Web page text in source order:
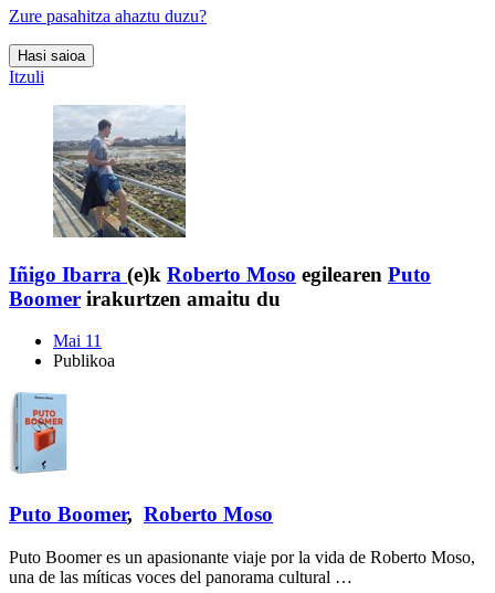
Zure pasahitza ahaztu duzu?
Hasi saioa
Itzuli
Iñigo Ibarra (e)k Roberto Moso egilearen Puto
Boomer irakurtzen amaitu du
Mai 11
Publikoa
Puto Boomer, Roberto Moso
Puto Boomer es un apasionante viaje por la vida de Roberto Moso,
una de las míticas voces del panorama cultural …